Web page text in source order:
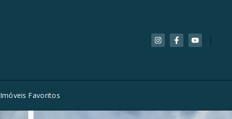
Imóveis Favoritos